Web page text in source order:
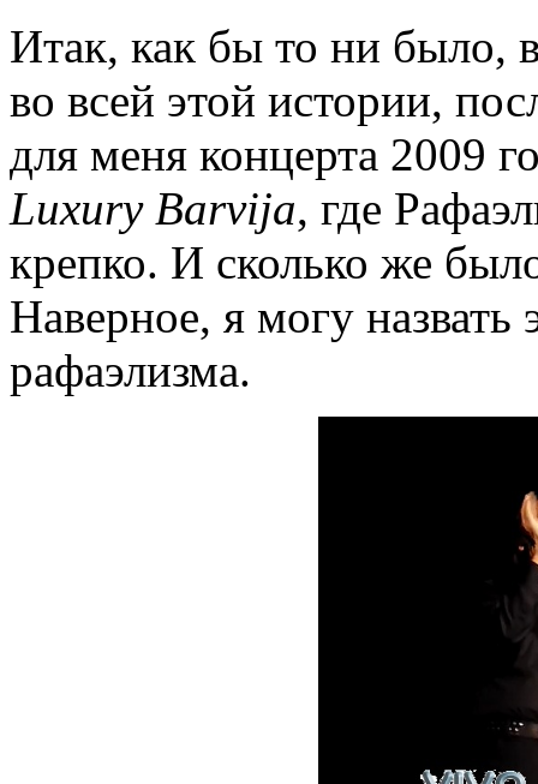
Итак, как бы то ни было,
во всей этой истории,
для меня концерта 2009
Luxury Barvija, где
крепко. И сколько же
Наверное, я могу
рафаэлизма.